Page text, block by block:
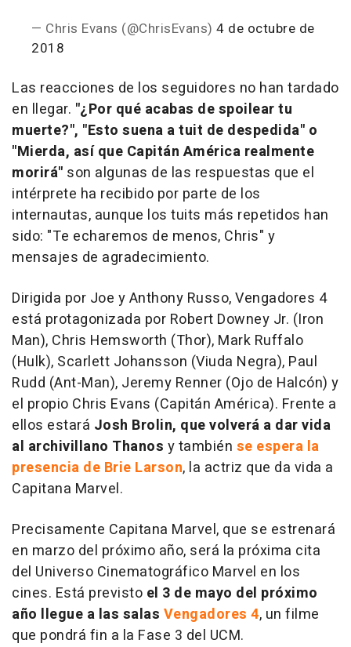
— Chris Evans (@ChrisEvans) 4 de octubre de
2018
Las reacciones de los seguidores no han tardado
en llegar. "¿Por qué acabas de spoilear tu
muerte?", "Esto suena a tuit de despedida" o
"Mierda, así que Capitán América realmente
morirá" son algunas de las respuestas que el
intérprete ha recibido por parte de los
internautas, aunque los tuits más repetidos han
sido: "Te echaremos de menos, Chris" y
mensajes de agradecimiento.
Dirigida por Joe y Anthony Russo,Vengadores 4
está protagonizada por Robert Downey Jr. (Iron
Man), Chris Hemsworth (Thor), Mark Ruffalo
(Hulk), Scarlett Johansson (Viuda Negra), Paul
Rudd (Ant-Man), Jeremy Renner (Ojo de Halcón) y
el propio Chris Evans (Capitán América). Frente a
ellos estará Josh Brolin, que volverá a dar vida
al archivillano Thanos y también se espera la
presencia de Brie Larson, la actriz que da vida a
Capitana Marvel.
Precisamente Capitana Marvel, que se estrenará
en marzo del próximo año, será la próxima cita
del Universo Cinematográfico Marvel en los
cines. Está previsto el 3 de mayo del próximo
año llegue a las salas Vengadores 4, un filme
que pondrá fin a la Fase 3 del UCM.